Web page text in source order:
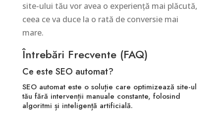
site-ului tău vor avea o experiență mai plăcută,
ceea ce va duce la o rată de conversie mai
mare.
Întrebări Frecvente (FAQ)
Ce este SEO automat?
SEO automat este o soluție care optimizează site-ul
tău fără intervenții manuale constante, folosind
algoritmi și inteligență artificială.